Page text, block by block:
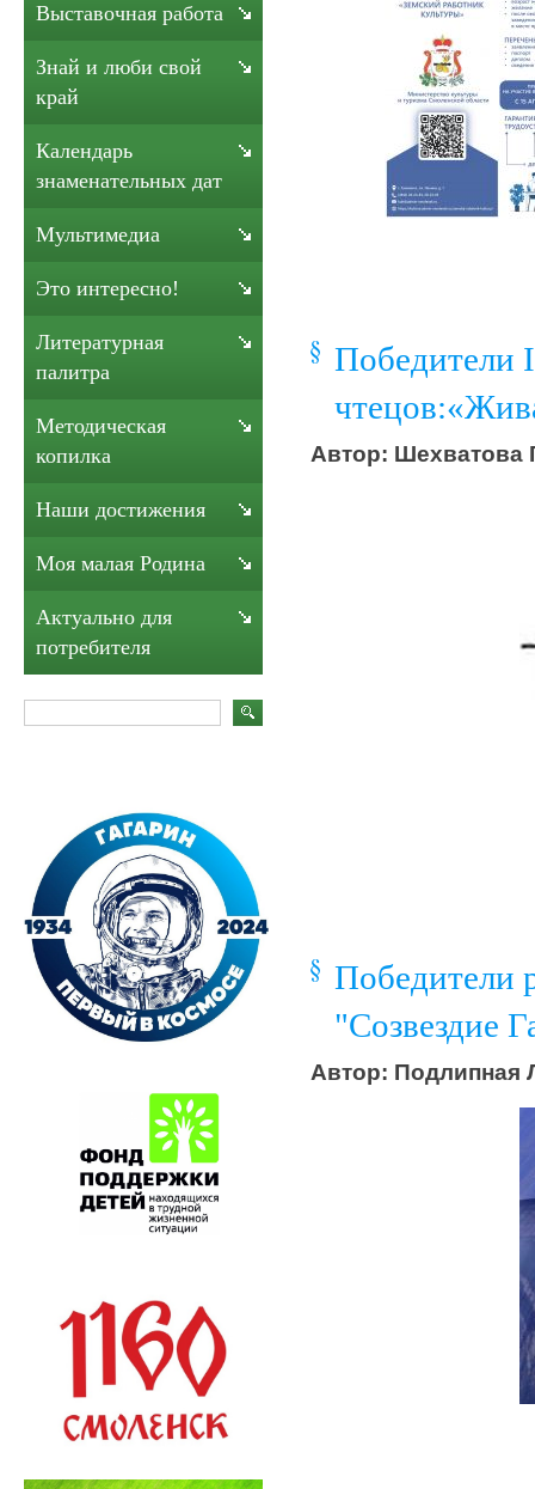
Победители
Автор: Шехватова
Победители
"Созвездие
Автор: Подлипная
Выставочная работа
Знай и люби свой
край
Календарь
знаменательных дат
Мультимедиа
Это интересно!
Литературная
палитра
Методическая
копилка
Наши достижения
Моя малая Родина
Актуально для
потребителя